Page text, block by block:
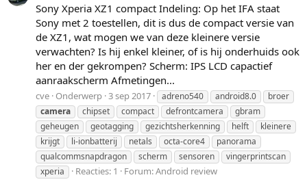
Sony Xperia XZ1 compact Indeling: Op het IFA staat
Sony met 2 toestellen, dit is dus de compact versie van
de XZ1, wat mogen we van deze kleinere versie
verwachten? Is hij enkel kleiner, of is hij onderhuids ook
her en der gekrompen? Scherm: IPS LCD capactief
aanraakscherm Afmetingen...
cve Onderwerp 3 sep 2017 adreno540 android8.0
broer
camera
chipset compact defrontcamera
gbram
geheugen
geotagging gezichtsherkenning helft
kleinere
krijgt
li-ionbatterij netals octa-core4
panorama
qualcommsnapdragon
scherm sensoren
vingerprintscan
xperia
Reacties: 1 Forum:Android review